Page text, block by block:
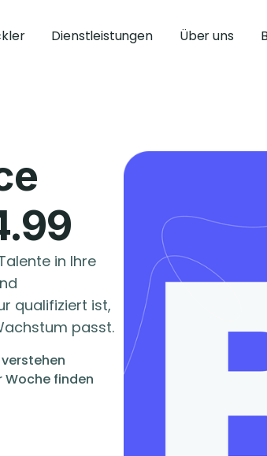
Dienstleistungen Über uns
in Ihre
qualifiziert ist,
passt.
Woche finden